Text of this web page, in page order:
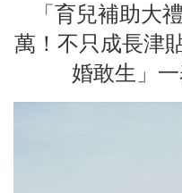
「育兒補助大
萬！不只成長津
婚敢生」